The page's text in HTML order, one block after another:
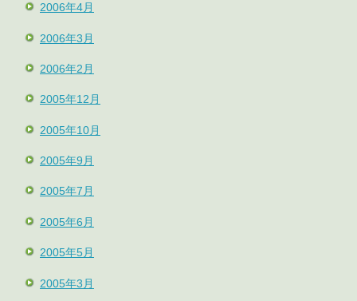
2006年4月
2006年3月
2006年2月
2005年12月
2005年10月
2005年9月
2005年7月
2005年6月
2005年5月
2005年3月